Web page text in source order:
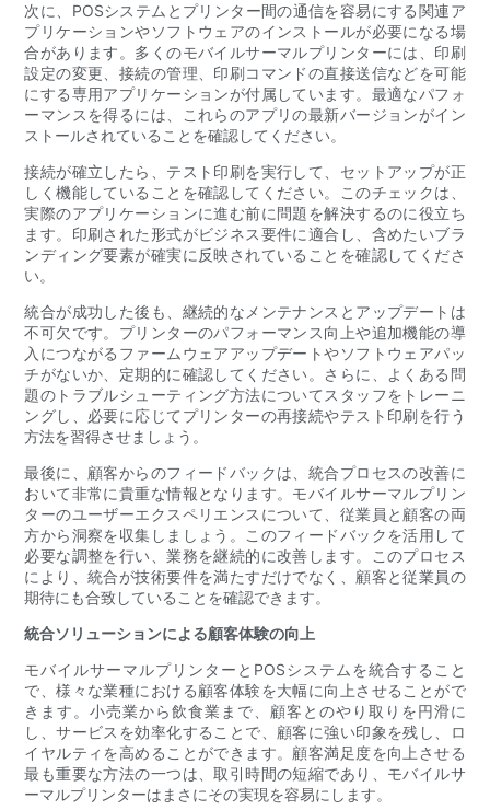
次に、POSシステムとプリンター間の通信を容易にする関連ア
プリケーションやソフトウェアのインストールが必要になる場
合があります。多くのモバイルサーマルプリンターには、印刷
設定の変更、接続の管理、印刷コマンドの直接送信などを可能
にする専用アプリケーションが付属しています。最適なパフォ
ーマンスを得るには、これらのアプリの最新バージョンがイン
ストールされていることを確認してください。
接続が確立したら、テスト印刷を実行して、セットアップが正
しく機能していることを確認してください。このチェックは、
実際のアプリケーションに進む前に問題を解決するのに役立ち
ます。印刷された形式がビジネス要件に適合し、含めたいブラ
ンディング要素が確実に反映されていることを確認してくださ
い。
統合が成功した後も、継続的なメンテナンスとアップデートは
不可欠です。プリンターのパフォーマンス向上や追加機能の導
入につながるファームウェアアップデートやソフトウェアパッ
チがないか、定期的に確認してください。さらに、よくある問
題のトラブルシューティング方法についてスタッフをトレーニ
ングし、必要に応じてプリンターの再接続やテスト印刷を行う
方法を習得させましょう。
最後に、顧客からのフィードバックは、統合プロセスの改善に
おいて非常に貴重な情報となります。モバイルサーマルプリン
ターのユーザーエクスペリエンスについて、従業員と顧客の両
方から洞察を収集しましょう。このフィードバックを活用して
必要な調整を行い、業務を継続的に改善します。このプロセス
により、統合が技術要件を満たすだけでなく、顧客と従業員の
期待にも合致していることを確認できます。
統合ソリューションによる顧客体験の向上
モバイルサーマルプリンターとPOSシステムを統合すること
で、様々な業種における顧客体験を大幅に向上させることがで
きます。小売業から飲食業まで、顧客とのやり取りを円滑に
し、サービスを効率化することで、顧客に強い印象を残し、ロ
イヤルティを高めることができます。顧客満足度を向上させる
最も重要な方法の一つは、取引時間の短縮であり、モバイルサ
ーマルプリンターはまさにその実現を容易にします。